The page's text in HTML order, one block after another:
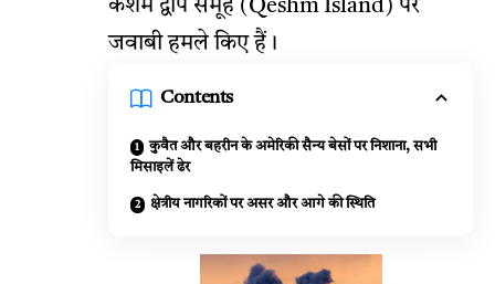
केशम द्वीप समूह (Qeshm Island) पर
जवाबी हमले किए हैं।
Contents
कुवैत और बहरीन के अमेरिकी सैन्य बेसों पर निशाना, सभी
मिसाइलें ढेर
क्षेत्रीय नागरिकों पर असर और आगे की स्थिति